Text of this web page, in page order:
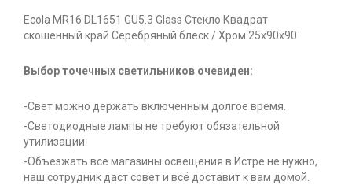
Ecola MR16 DL1651 GU5.3 Glass Стекло Квадрат
скошенный край Серебряный блеск / Хром 25x90x90
Выбор точечных светильников очевиден:
-Свет можно держать включенным долгое время.
-Светодиодные лампы не требуют обязательной
утилизации.
-Объезжать все магазины освещения в Истре не нужно,
наш сотрудник даст совет и всё доставит к вам домой.